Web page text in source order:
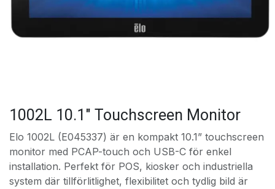
1002L 10.1" Touchscreen Monitor
Elo 1002L (E045337) är en kompakt 10.1” touchscreen
monitor med PCAP-touch och USB-C för enkel
installation. Perfekt för POS, kiosker och industriella
system där tillförlitlighet, flexibilitet och tydlig bild är